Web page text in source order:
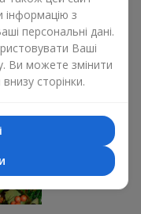
інформацію з
персональні дані.
Ваші
Ви можете змінити
сторінки.